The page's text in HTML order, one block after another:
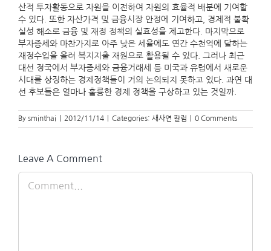
산적 투자활동으로 자원을 이전하여 자원의 효율적 배분에 기여할
수 있다. 또한 자산가격 및 금융시장 안정에 기여하고, 경제적 불확
실성 해소로 금융 및 재정 정책의 실효성을 제고한다. 마지막으로
부자증세와 마찬가지로 아주 낮은 세율에도 연간 수천억에 달하는
재정수입을 올려 복지지출 재원으로 활용될 수 있다. 그러나 최근
대선 정국에서 부자증세와 금융거래세 등 미국과 유럽에서 새로운
시대를 상징하는 경제정책들이 거의 논의되지 못하고 있다. 과연 대
선 후보들은 얼마나 훌륭한 경제 정책을 구상하고 있는 것일까.
By sminthai 2012/11/14 Categories: 새사연 칼럼 0 Comments
Leave A Comment